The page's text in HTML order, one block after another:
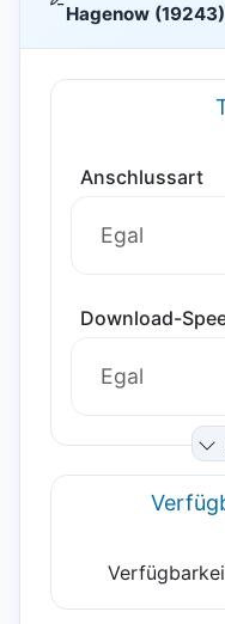
Hagenow (19243)